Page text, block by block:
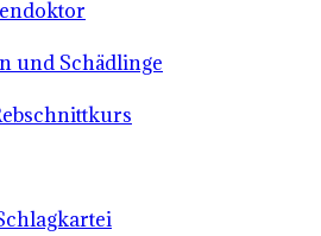
und Schädlinge